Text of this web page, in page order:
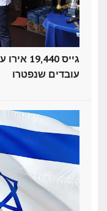
עובדים שנפטרו